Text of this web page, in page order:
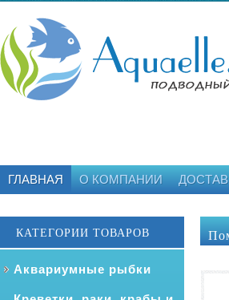
ГЛАВНАЯ О КОМПАНИИ
КАТЕГОРИИ ТОВАРОВ
Аквариумные рыбки
мм